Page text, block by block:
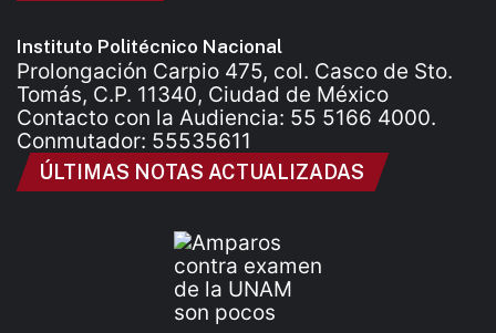
Instituto Politécnico Nacional
Prolongación Carpio 475, col. Casco de Sto.
Tomás, C.P. 11340, Ciudad de México
Contacto con la Audiencia: 55 5166 4000.
Conmutador: 55535611
ÚLTIMAS NOTAS ACTUALIZADAS